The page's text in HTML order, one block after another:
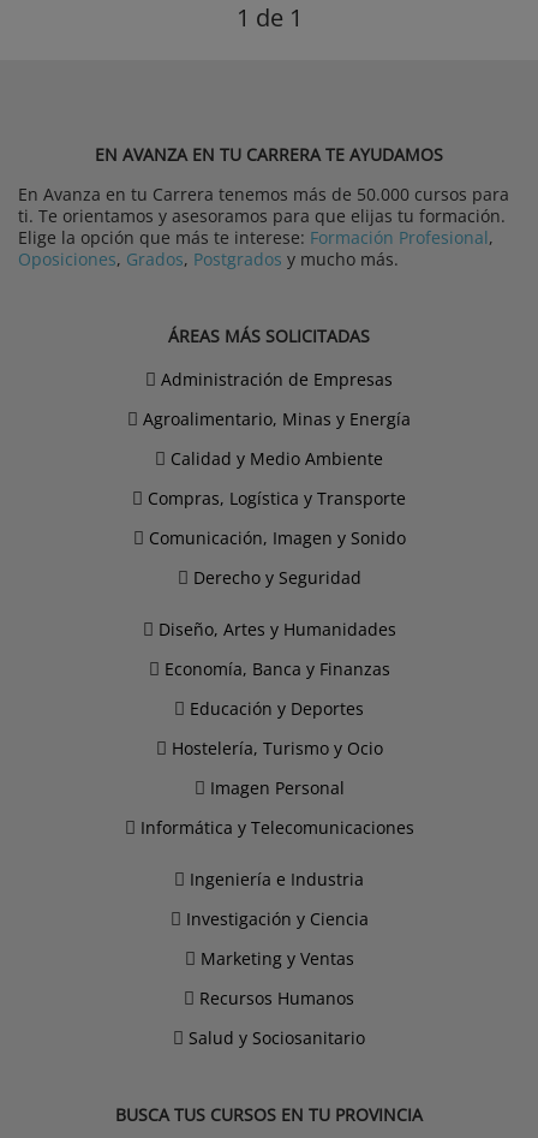
1 de 1
EN AVANZA EN TU CARRERA TE AYUDAMOS
En Avanza en tu Carrera tenemos más de 50.000 cursos para
ti. Te orientamos y asesoramos para que elijas tu formación.
Elige la opción que más te interese: Formación Profesional,
Oposiciones, Grados, Postgrados y mucho más.
ÁREAS MÁS SOLICITADAS
Administración de Empresas
Agroalimentario, Minas y Energía
Calidad y Medio Ambiente
Compras, Logística y Transporte
Comunicación, Imagen y Sonido
Derecho y Seguridad
Diseño, Artes y Humanidades
Economía, Banca y Finanzas
Educación y Deportes
Hostelería, Turismo y Ocio
Imagen Personal
Informática y Telecomunicaciones
Ingeniería e Industria
Investigación y Ciencia
Marketing y Ventas
Recursos Humanos
Salud y Sociosanitario
BUSCA TUS CURSOS EN TU PROVINCIA